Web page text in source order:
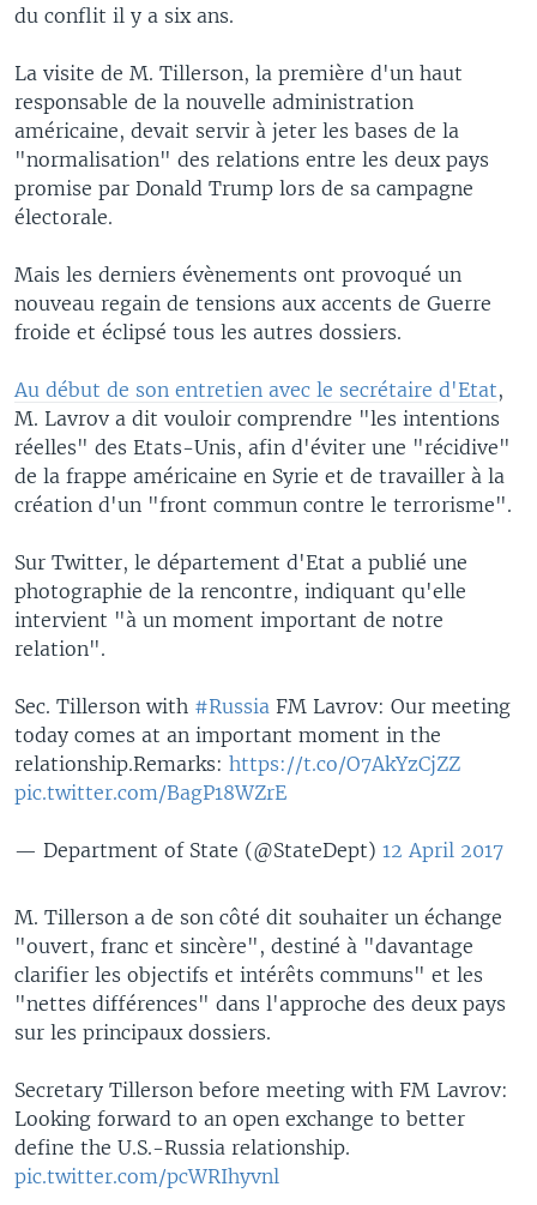
du conflit il y a six ans.
La visite de M. Tillerson, la première d'un haut
responsable de la nouvelle administration
américaine, devait servir à jeter les bases de la
"normalisation" des relations entre les deux pays
promise par Donald Trump lors de sa campagne
électorale.
Mais les derniers évènements ont provoqué un
nouveau regain de tensions aux accents de Guerre
froide et éclipsé tous les autres dossiers.
Au début de son entretien avec le secrétaire d'Etat,
M. Lavrov a dit vouloir comprendre "les intentions
réelles" des Etats-Unis, afin d'éviter une "récidive"
de la frappe américaine en Syrie et de travailler à la
création d'un "front commun contre le terrorisme".
Sur Twitter, le département d'Etat a publié une
photographie de la rencontre, indiquant qu'elle
intervient "à un moment important de notre
relation".
Sec. Tillerson with #Russia FM Lavrov: Our meeting
today comes at an important moment in the
relationship.Remarks: https://t.co/O7AkYzCjZZ
pic.twitter.com/BagP18WZrE
— Department of State (@StateDept) 12 April 2017
M. Tillerson a de son côté dit souhaiter un échange
"ouvert, franc et sincère", destiné à "davantage
clarifier les objectifs et intérêts communs" et les
"nettes différences" dans l'approche des deux pays
sur les principaux dossiers.
Secretary Tillerson before meeting with FM Lavrov:
Looking forward to an open exchange to better
define the U.S.-Russia relationship.
pic.twitter.com/pcWRIhyvnl